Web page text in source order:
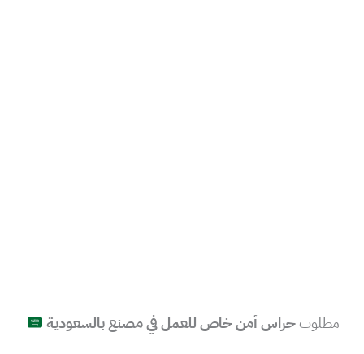
مطلوبحراس أمن خاص للعمل في مصنع بالسعودية